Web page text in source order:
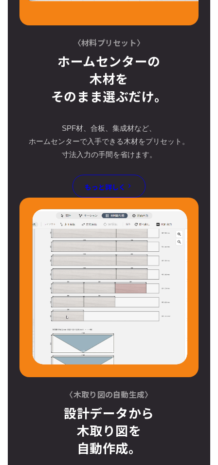
〈材料プリセット〉
ホームセンターの
木材を
そのまま選ぶだけ。
SPF材、合板、集成材など、
ホームセンターで入手できる木材をプリセット。
寸法入力の手間を省けます。
もっと詳しく
〈木取り図の自動生成〉
設計データから
木取り図を
自動作成。